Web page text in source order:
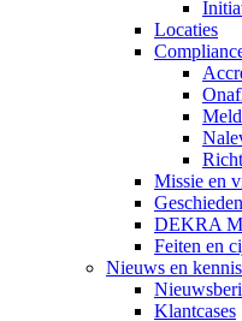
Locaties
Missie en
DEKRA
Feiten en
Nieuws en kennis
Klantcases